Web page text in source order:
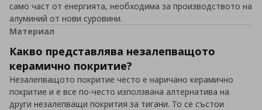
само част от енергията, необходима за производството на
алуминий от нови суровини.
Материал
Какво представлява незалепващото
керамично покритие?
Незалепващото покритие често е наричано керамично
покритие и е все по-често използвана алтернатива на
други незалепващи покрития за тигани. То се състои